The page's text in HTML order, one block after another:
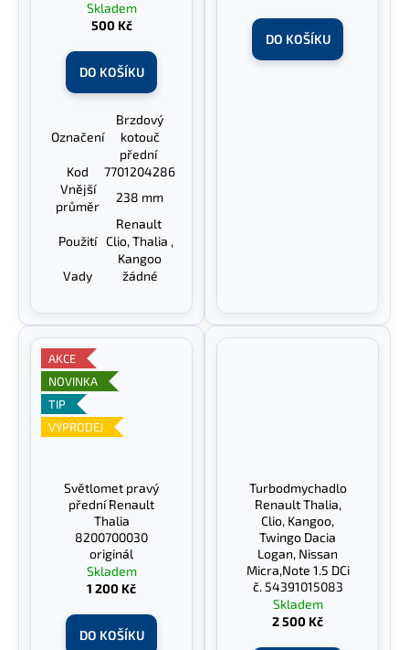
Skladem
500 Kč
DO KOŠÍKU
Označení
Brzdový
kotouč
přední
Kod
7701204286
Vnější
průměr
238 mm
Použití
Renault
Clio, Thalia ,
Kangoo
Vady
žádné
DO KOŠÍKU
AKCE
NOVINKA
TIP
VÝPRODEJ
Světlomet pravý
přední Renault
Thalia
8200700030
originál
Skladem
1 200 Kč
DO KOŠÍKU
Turbodmychadlo
Renault Thalia,
Clio, Kangoo,
Twingo Dacia
Logan, Nissan
Micra,Note 1.5 DCi
č. 54391015083
Skladem
2 500 Kč